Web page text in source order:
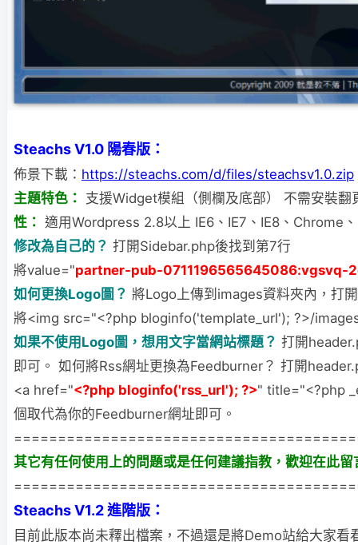
Steachs V1.0 陽春版：
佈景下載： https://steachs.com/d/files/steachsv1.0.zip
主題特色： 支援Widget模組（側欄及底部） 不需安裝
性： 適用Wordpress 2.8以上 IE6、IE7、IE8、
修改為自己的？ 打開Sidebar.php後找到第7行
將value="partner-pub-0711196565645086:vgsvq-
如何更換Logo圖？ 將Logo上傳到images資料夾內，打
將<img src="<?php bloginfo('template_url'); ?>/
如果不使用Logo圖，想用文字當網站標題？ 打開
即可。 如何將Rss網址更換為Feedburner？ 打開
<a href="<?php bloginfo('rss_url'); ?>" title="<?php
個取代為你的Feedburner網址即可。
其它有任何使用上的問題或是任何建議指教，歡迎在此留
Steachs V1.2 進階版：
目前此版本尚未釋出檔案，不過還是將Demo站給大家